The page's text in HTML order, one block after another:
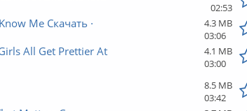
02:53
Me Скачать ·
4.3 MB
03:06
All Get Prettier At
4.1 MB
03:00
8.5 MB
03:42